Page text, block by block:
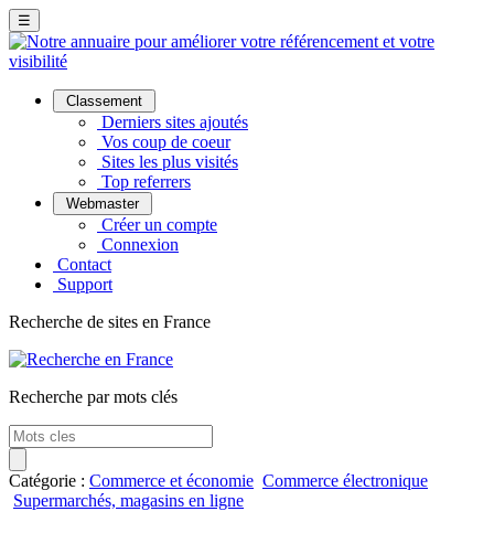
☰
Classement
Derniers sites ajoutés
Vos coup de coeur
Sites les plus visités
Top referrers
Webmaster
Créer un compte
Connexion
Contact
Support
Recherche de sites en France
Recherche par mots clés
Catégorie : Commerce et économie Commerce électronique
Supermarchés, magasins en ligne